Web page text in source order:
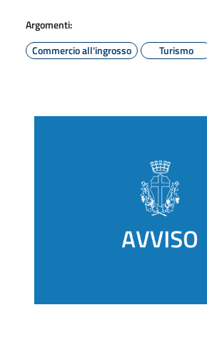
Argomenti:
Commercio all'ingrosso
Turismo